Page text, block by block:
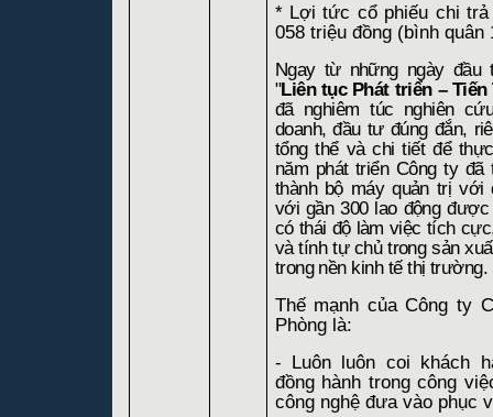
* Lợi tức cổ phiếu chi
058 triệu đồng (bình quân
Ngay từ những ngày đầu
"Liên tục Phát triển –
đã nghiêm túc nghiên
doanh, đầu tư đúng đắn,
tổng thể và chi tiết để
năm phát triển Công ty
thành bộ máy quản trị với
với gần 300 lao động
có thái độ làm việc tích
và tính tự chủ trong sản
trong nền kinh tế thị trường.
Thế mạnh của Công ty
Phòng là:
- Luôn luôn coi khách
đồng hành trong công
công nghệ đưa vào phục